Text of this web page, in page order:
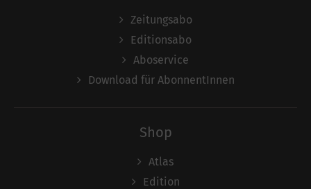
Zeitungsabo
Editionsabo
Aboservice
Download für AbonnentInnen
Shop
Atlas
Edition